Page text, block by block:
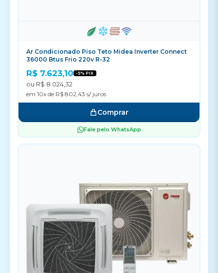
Ar Condicionado Piso Teto Midea Inverter Connect
36000 Btus Frio 220v R-32
R$ 7.623,10 -5% PIX
ou R$ 8.024,32
em 10x de R$ 802,43 s/ juros
Comprar
Fale pelo WhatsApp